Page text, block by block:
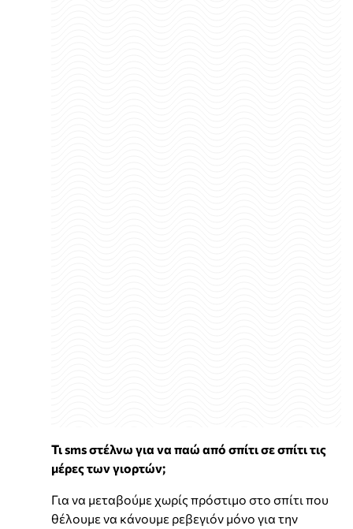
Τι sms στέλνω για να παώ από σπίτι σε σπίτι τις
μέρες των γιορτών;
Για να μεταβούμε χωρίς πρόστιμο στο σπίτι που
θέλουμε να κάνουμε ρεβεγιόν μόνο για την